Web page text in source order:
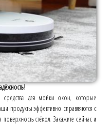
средства для мойки окон, которые
продукты эффективно справляются с
стёкол. Закажите сейчас и